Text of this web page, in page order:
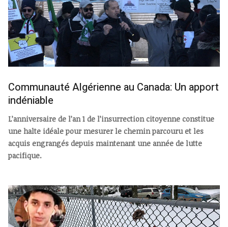
Communauté Algérienne au Canada: Un apport
indéniable
L’anniversaire de l’an 1 de l’insurrection citoyenne constitue
une halte idéale pour mesurer le chemin parcouru et les
acquis engrangés depuis maintenant une année de lutte
pacifique.